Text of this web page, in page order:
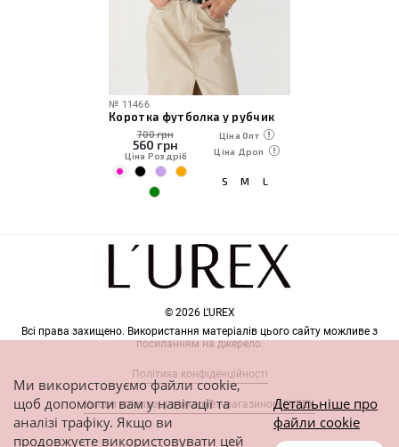
№ 11466
Коротка футболка у рубчик
700 грн
560 грн
Ціна Роздріб
Ціна Опт
Ціна Дроп
S M L
© 2026 L'UREX
Всі права захищено. Використання матеріалів цього сайту можливе з
посиланням на джерело.
Політика конфіденційності
Умови співпраці з інтернет-магазином L'UREX
Ми використовуємо файли cookie,
щоб допомогти вам у навігації та
аналізі трафіку. Якщо ви
продовжуєте використовувати цей
Детальніше про
файли cookie